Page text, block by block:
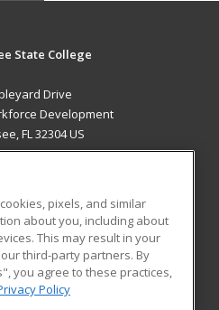
State College
Drive
Development
FL 32304 US
RESOURCES
Student Blog
pixels, and similar
about you, including about
This may result in your
third-party partners. By
you agree to these practices,
Policy